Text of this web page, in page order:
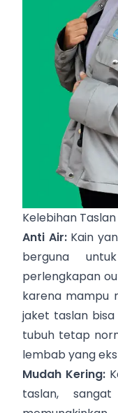
Kelebihan Taslan
Anti Air:Kain
berguna
perlengkapan
karena mampu
jaket taslan
tubuh tetap
lembab yang
Mudah Kering:
taslan,